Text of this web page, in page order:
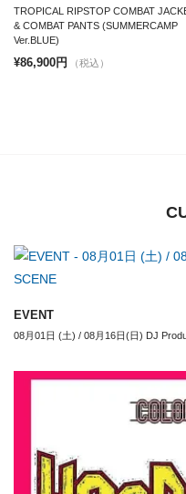
TROPICAL RIPSTOP COMBAT
& COMBAT PANTS (SUMMERCAMP
Ver.BLUE)
¥86,900円 （税込）
EVENT
08月01日 (土) / 08月16日(日) DJ